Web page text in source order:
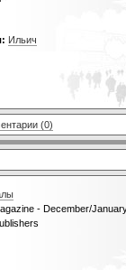
Ильич
(0)
- December/